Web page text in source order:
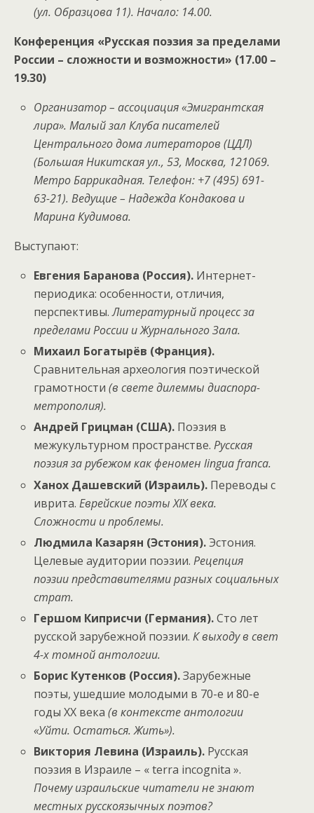
(ул. Образцова 11). Начало: 14.00.
Конференция «Русская поэзия за пределами
России – сложности и возможности» (17.00 –
19.30)
Организатор – ассоциация «Эмигрантская
лира». Малый зал Клуба писателей
Центрального дома литераторов (ЦДЛ)
(Большая Никитская ул., 53, Москва, 121069.
Метро Баррикадная. Телефон: +7 (495) 691-
63-21). Ведущие – Надежда Кондакова и
Марина Кудимова.
Выступают:
Евгения Баранова (Россия). Интернет-
периодика: особенности, отличия,
перспективы.Литературный процесс за
пределами России и Журнального Зала.
Михаил Богатырёв (Франция).
Сравнительная археология поэтической
грамотности(в свете дилеммы диаспора-
метрополия).
Андрей Грицман (США). Поэзия в
межукультурном пространстве.Русская
поэзия за рубежом как феноменlingua franca.
Ханох Дашевский (Израиль). Переводы с
иврита.Еврейские поэтыXIXвека.
Сложности и проблемы.
Людмила Казарян (Эстония).Эстония.
Целевые аудитории поэзии.Рецепция
поэзии представителями разных социальных
страт.
Гершом Киприсчи (Германия).Сто лет
русской зарубежной поэзии.К выходу в свет
4-х томной антологии.
Борис Кутенков (Россия).Зарубежные
поэты, ушедшие молодыми в 70-е и 80-е
годы XX века(в контексте антологии
«Уйти. Остаться. Жить»).
Виктория Левина (Израиль). Русская
поэзия в Израиле – « terra incognita ».
Почему израильские читатели не знают
местных русскоязычных поэтов?